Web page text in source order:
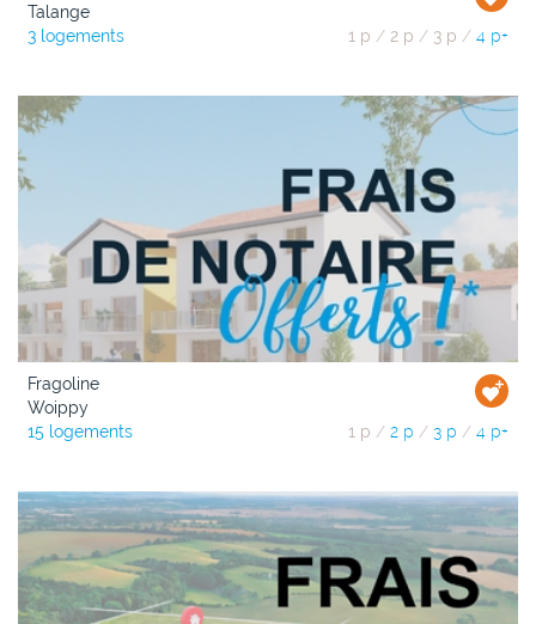
Talange
3 logements
1 p / 2 p / 3 p / 4 p+
Fragoline
Woippy
15 logements
1 p / 2 p / 3 p / 4 p+